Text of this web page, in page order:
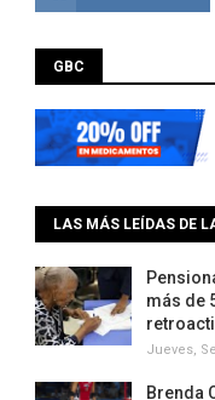
GBC
LAS MÁS LEÍDAS DE
más de
Jueves,
Brenda